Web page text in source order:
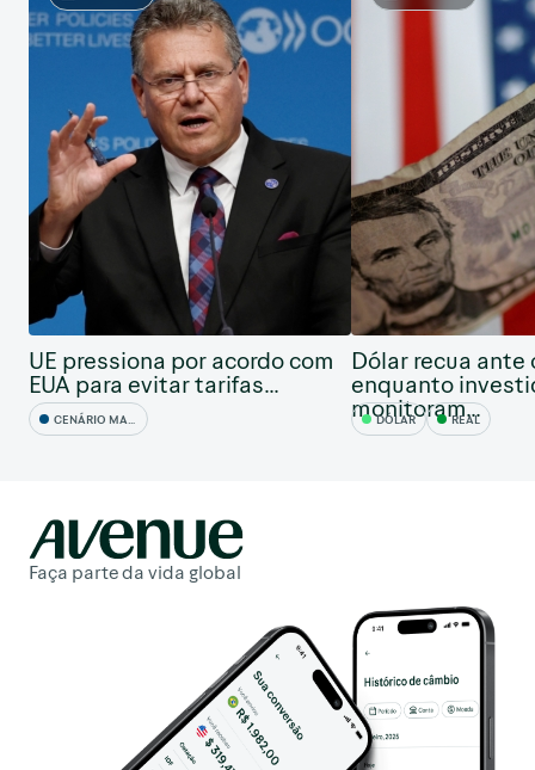
UE pressiona por acordo com
EUA para evitar tarifas...
CENÁRIO MACRO
Dólar recua ante
enquanto
monitoram...
DÓLAR REAL
Faça parte da vida global